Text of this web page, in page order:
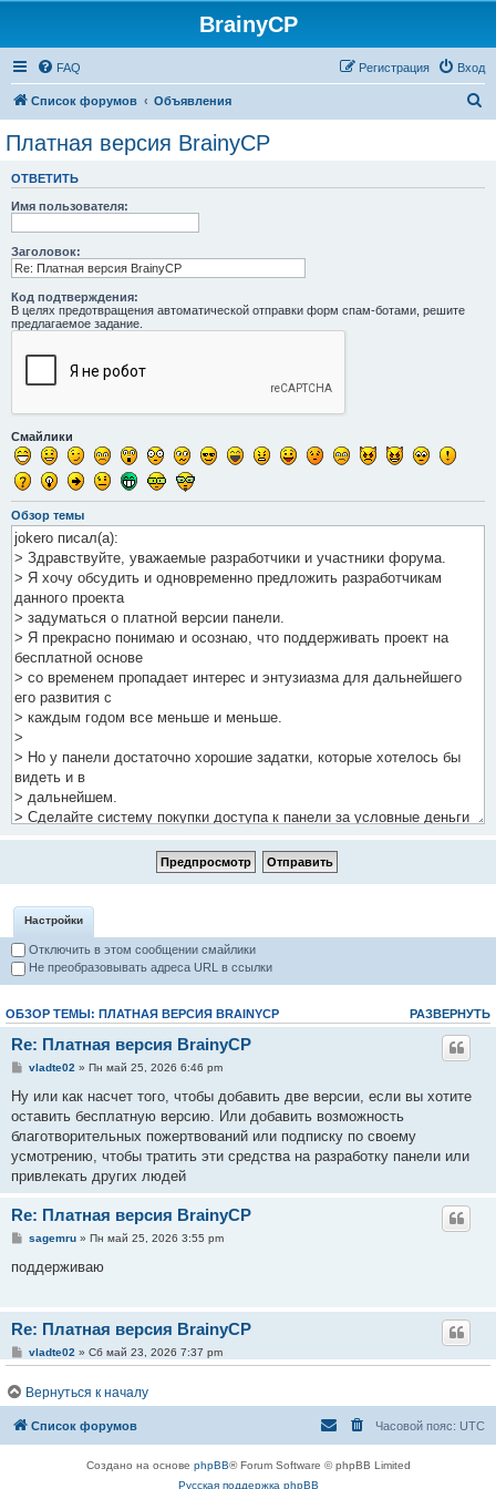
BrainyCP
FAQ Вход
Регистрация
Список форумов Объявления
Платная версия BrainyCP
ОТВЕТИТЬ
Имя пользователя:
Заголовок:
Код подтверждения:
В целях предотвращения автоматической отправки форм спам-ботами, решите
предлагаемое задание.
Смайлики
Обзор темы
Настройки
Отключить в этом сообщении смайлики
Не преобразовывать адреса URL в ссылки
РАЗВЕРНУТЬ
ОБЗОР ТЕМЫ: ПЛАТНАЯ ВЕРСИЯ BRAINYCP
Re: Платная версия BrainyCP
vladte02 » Пн май 25, 2026 6:46 pm
Ну или как насчет того, чтобы добавить две версии, если вы хотите
оставить бесплатную версию. Или добавить возможность
благотворительных пожертвований или подписку по своему
усмотрению, чтобы тратить эти средства на разработку панели или
привлекать других людей
Re: Платная версия BrainyCP
sagemru» Пн май 25, 2026 3:55 pm
поддерживаю
Re: Платная версия BrainyCP
vladte02 » Сб май 23, 2026 7:37 pm
моменты, которые мне очень не нравятся, и мы были бы готовы
платить дополнительные средства за поддержку панели, все
оперативную поддержку
Вернуться к началу
Список форумов Часовой пояс: UTC
Создано на основе phpBB® Forum Software © phpBB Limited
Русская поддержка phpBB